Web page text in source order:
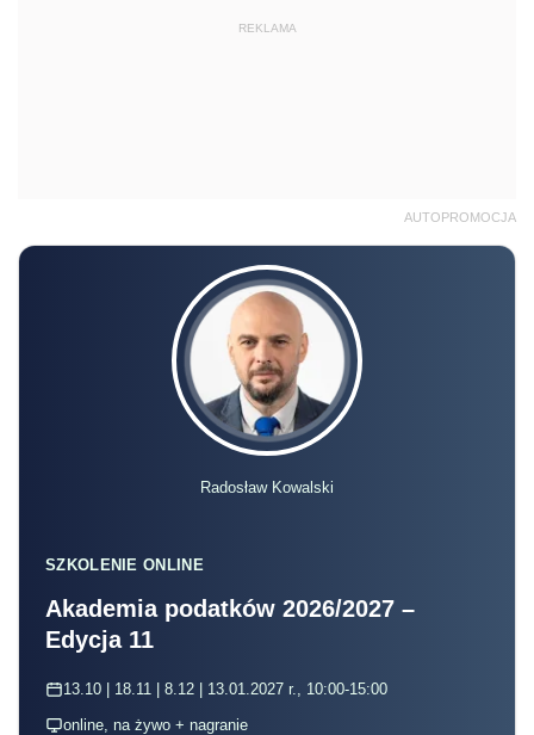
REKLAMA
AUTOPROMOCJA
Radosław Kowalski
SZKOLENIE ONLINE
Akademia podatków 2026/2027 –
Edycja 11
13.10 | 18.11 | 8.12 | 13.01.2027 r., 10:00-15:00
online, na żywo + nagranie